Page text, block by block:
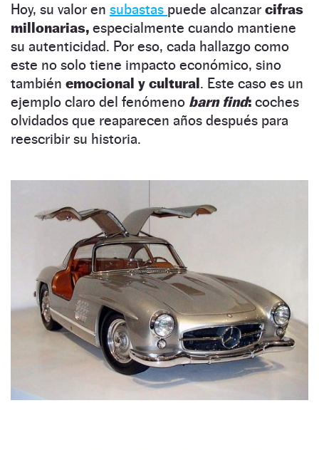
Hoy, su valor en subastas puede alcanzar cifras
millonarias, especialmente cuando mantiene
su autenticidad. Por eso, cada hallazgo como
este no solo tiene impacto económico, sino
también emocional y cultural. Este caso es un
ejemplo claro del fenómeno barn find: coches
olvidados que reaparecen años después para
reescribir su historia.